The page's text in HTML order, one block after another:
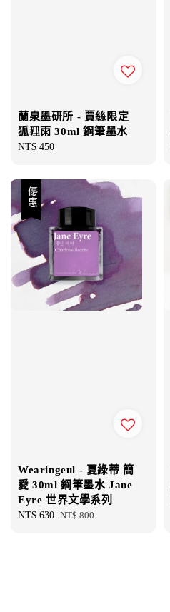
蘭泉墨研所 - 賈絲限定
狐狸雨 30ml 鋼筆墨水
Regular
NT$ 450
優惠
Wearingeul - 夏綠蒂 簡
愛 30ml 鋼筆墨水 Jane
Eyre 世界文學系列
Sale
NT$ 630 Regular
NT$ 800